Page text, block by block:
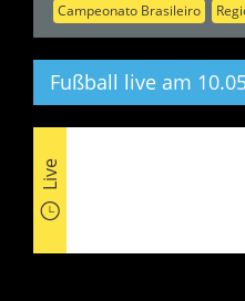
Campeonato Brasileiro
Fußball live am
Live